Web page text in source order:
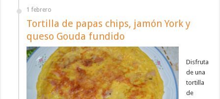
1 febrero
Tortilla de papas chips, jamón York y
queso Gouda fundido
Disfruta
de una
tortilla
de